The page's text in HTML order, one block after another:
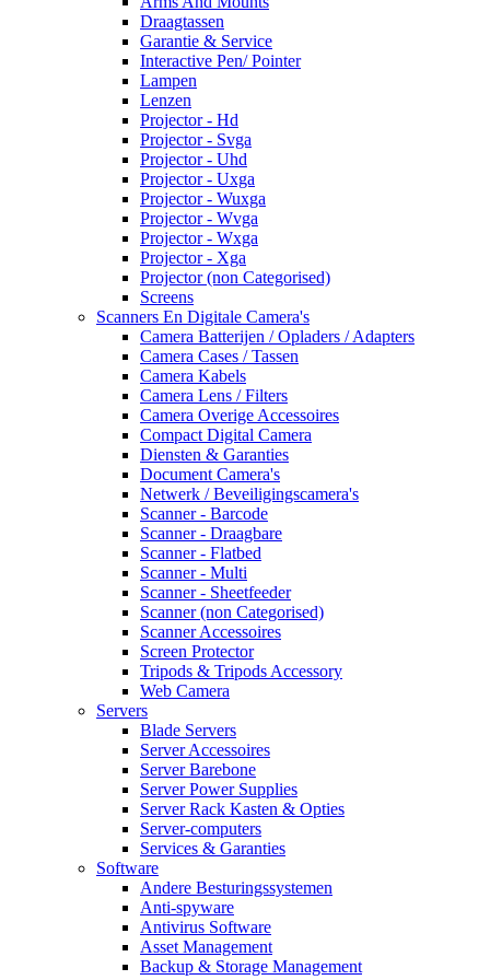
Draagtassen
Garantie & Service
Interactive Pen/ Pointer
Lampen
Lenzen
Projector - Hd
Projector - Svga
Projector - Uhd
Projector - Uxga
Projector - Wuxga
Projector - Wvga
Projector - Wxga
Projector - Xga
Projector (non Categorised)
Screens
Scanners En Digitale Camera's
Camera Batterijen / Opladers / Adapters
Camera Cases / Tassen
Camera Kabels
Camera Lens / Filters
Camera Overige Accessoires
Compact Digital Camera
Diensten & Garanties
Document Camera's
Netwerk / Beveiligingscamera's
Scanner - Barcode
Scanner - Draagbare
Scanner - Flatbed
Scanner - Multi
Scanner - Sheetfeeder
Scanner (non Categorised)
Scanner Accessoires
Screen Protector
Tripods & Tripods Accessory
Web Camera
Servers
Blade Servers
Server Accessoires
Server Barebone
Server Power Supplies
Server Rack Kasten & Opties
Server-computers
Services & Garanties
Software
Andere Besturingssystemen
Anti-spyware
Antivirus Software
Asset Management
Backup & Storage Management